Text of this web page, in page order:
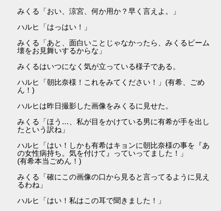
みくる「おい、涼宮、何か用か？早く言えよ。」
ハルヒ「はっはい！」
みくる「あと、面白いことじゃなかったら、みくるビーム
壊をお見舞いするからな」
みくるはいつになく気が立っている様子である。
ハルヒ「朝比奈様！これをみてください！」(有希、ごめ
ん！)
ハルヒは昨日撮影した画像をみくるに見せた。
みくる「ほう…、私が目をかけている男に有希が手を出し
たという訳ね」
ハルヒ「はい！しかも有希はキョンに朝比奈様の事を『あ
の女性病持ち。気を付けて』っていってました！」
(有希本当ごめん！)
みくる「確にこの画像の口から見ると言ってるように見え
るわね」
ハルヒ「はい！私はこの耳で聞きました！」